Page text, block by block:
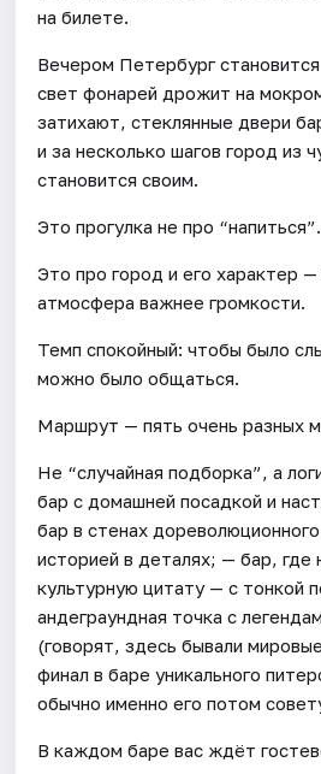
на билете.
Вечером Петербург
свет фонарей дрожит на
затихают, стеклянные двери
и за несколько шагов город из
становится своим.
Это прогулка не про “напиться”.
Это про город и его характер
атмосфера важнее громкости.
Темп спокойный: чтобы было
можно было общаться.
Маршрут — пять очень разных
Не “случайная подборка”, а
бар с домашней посадкой и
бар в стенах
историей в деталях; — бар, где
культурную цитату — с тонкой
андеграундная точка с
(говорят, здесь бывали
финал в баре уникального
обычно именно его потом
В каждом баре вас ждёт